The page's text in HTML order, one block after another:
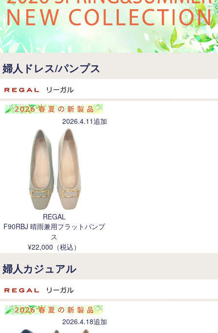
婦人ドレス/パンプス
2026.4.11追加
REGAL
F90RBJ 晴雨兼用フラットパンプ
ス
¥22,000（税込）
婦人カジュアル
2026.4.18追加